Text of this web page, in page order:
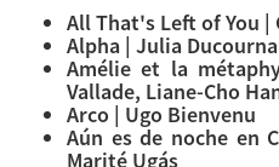
All That's Left of You |
Alpha | Julia
Amélie et la
Vallade, Liane-Cho
Arco | Ugo Bienvenu
Aún es de noche en
Marité Ugás